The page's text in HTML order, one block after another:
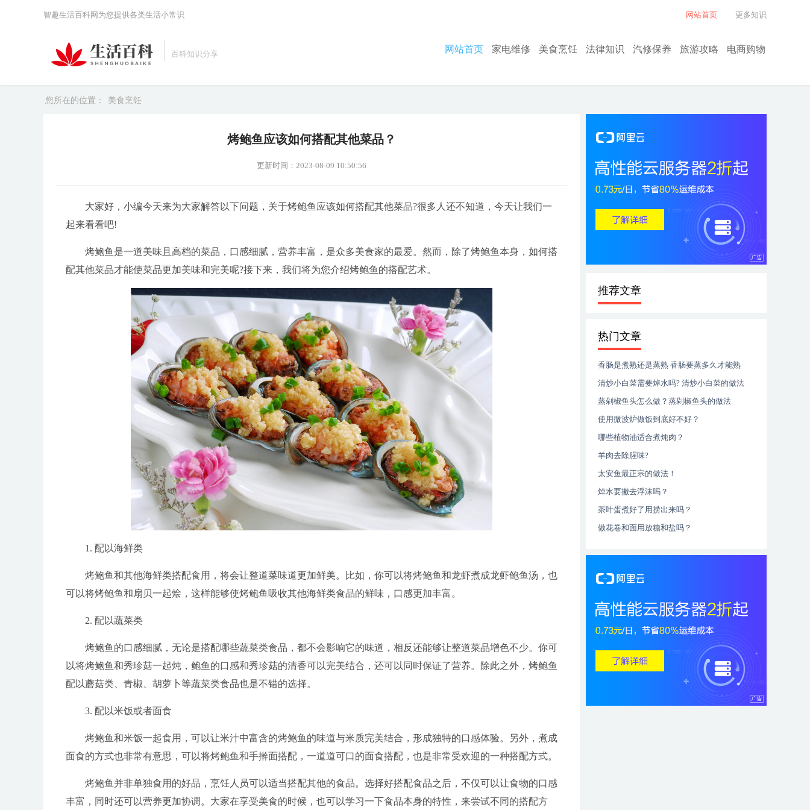
百科知识分享 网站首页 家电维修 美食烹饪 法律知识 汽修保养 旅游攻略 电商购物
网站首页 更多知识
智趣生活百科网为您提供各类生活小常识
您所在的位置： 美食烹饪
烤鲍鱼应该如何搭配其他菜品？
更新时间：2023-08-09 10:50:56
大家好，小编今天来为大家解答以下问题，关于烤鲍鱼应该如何搭配其他菜品?很多人还不知道，今天让我们一
起来看看吧!
烤鲍鱼是一道美味且高档的菜品，口感细腻，营养丰富，是众多美食家的最爱。然而，除了烤鲍鱼本身，如何搭
配其他菜品才能使菜品更加美味和完美呢?接下来，我们将为您介绍烤鲍鱼的搭配艺术。
1. 配以海鲜类
烤鲍鱼和其他海鲜类搭配食用，将会让整道菜味道更加鲜美。比如，你可以将烤鲍鱼和龙虾煮成龙虾鲍鱼汤，也
可以将烤鲍鱼和扇贝一起烩，这样能够使烤鲍鱼吸收其他海鲜类食品的鲜味，口感更加丰富。
2. 配以蔬菜类
烤鲍鱼的口感细腻，无论是搭配哪些蔬菜类食品，都不会影响它的味道，相反还能够让整道菜品增色不少。你可
以将烤鲍鱼和秀珍菇一起炖，鲍鱼的口感和秀珍菇的清香可以完美结合，还可以同时保证了营养。除此之外，烤鲍鱼
配以蘑菇类、青椒、胡萝卜等蔬菜类食品也是不错的选择。
3. 配以米饭或者面食
烤鲍鱼和米饭一起食用，可以让米汁中富含的烤鲍鱼的味道与米质完美结合，形成独特的口感体验。另外，煮成
面食的方式也非常有意思，可以将烤鲍鱼和手擀面搭配，一道道可口的面食搭配，也是非常受欢迎的一种搭配方式。
烤鲍鱼并非单独食用的好品，烹饪人员可以适当搭配其他的食品。选择好搭配食品之后，不仅可以让食物的口感
丰富，同时还可以营养更加协调。大家在享受美食的时候，也可以学习一下食品本身的特性，来尝试不同的搭配方
推荐文章
热门文章
香肠是煮熟还是蒸熟 香肠要蒸多久才能熟
清炒小白菜需要焯水吗? 清炒小白菜的做法
蒸剁椒鱼头怎么做？蒸剁椒鱼头的做法
使用微波炉做饭到底好不好？
哪些植物油适合煮炖肉？
羊肉去除腥味?
太安鱼最正宗的做法！
焯水要撇去浮沫吗？
茶叶蛋煮好了用捞出来吗？
做花卷和面用放糖和盐吗？